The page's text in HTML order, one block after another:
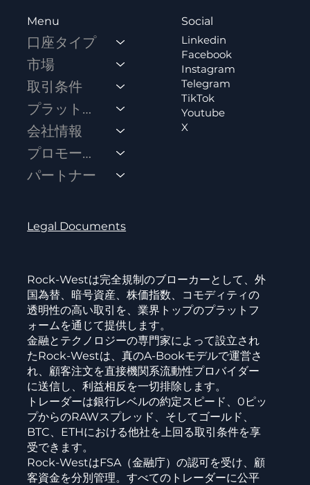
Menu
口座タイプ
市場
取引条件
プラットフォーム
会社情報
プロモーション
パートナー
Legal Documents
Social
Linkedin
Facebook
Instagram
Telegram
TikTok
Youtube
X
Rock-Westは完全規制のブローカーとして、外
国為替、暗号資産、株価指数、コモディティの
透明性の高い取引を、業界トップのプラットフ
ォームを通じて提供します。
金融とテクノロジーの専門家によって設立され
たRock-Westは、真のA-Bookモデルで運営さ
れ、顧客注文を直接機関系流動性プロバイダー
に送信し、利益相反を一切排除します。
トレーダーは銀行レベルの約定スピード、0ピッ
プからのRAWスプレッド、そしてゴールド、
BTC、ETHにおける他社を上回る取引条件を享
受できます。
Rock-WestはFSA（金融庁）の認可を受け、顧
客資金を分別管理。すべてのトレーダーに公平